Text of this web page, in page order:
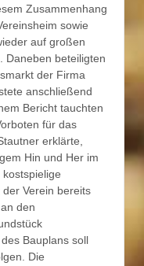
Zusammenhang
sowie
auf großen
Daneben beteiligten
der Firma
anschließend
Bericht tauchten
für das
erklärte,
Hin und Her im
Verein bereits
den
Bauplans soll
Die